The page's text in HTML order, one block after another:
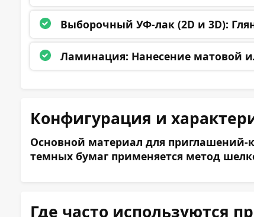
Выборочный УФ-лак (2D и 3D):
Ламинация: Нанесение матовой
Конфигурация и
Основной материал для приглашений-
темных бумаг применяется метод
Где часто используются